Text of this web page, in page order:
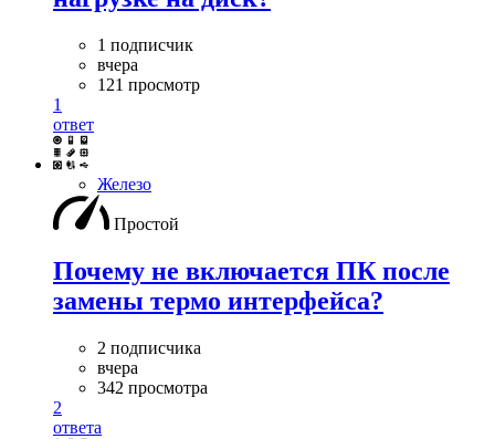
1 подписчик
вчера
121 просмотр
1
ответ
Железо
Простой
Почему не включается ПК после
замены термо интерфейса?
2 подписчика
вчера
342 просмотра
2
ответа